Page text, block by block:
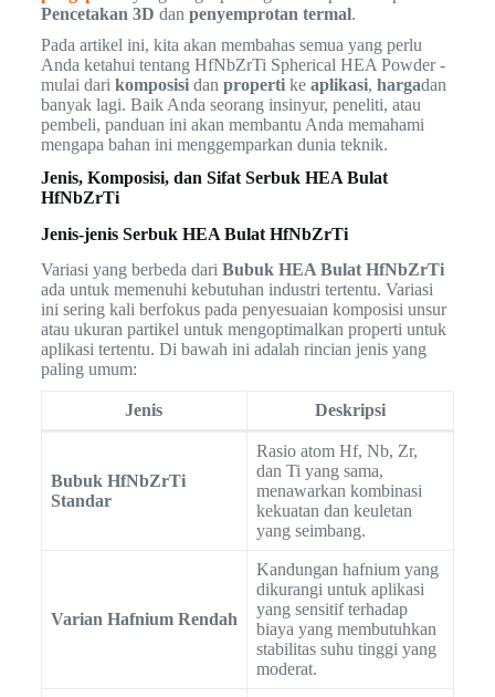
Pencetakan 3D dan penyemprotan termal.
Pada artikel ini, kita akan membahas semua yang perlu
Anda ketahui tentang HfNbZrTi Spherical HEA Powder -
mulai dari komposisidan propertike aplikasi, hargadan
banyak lagi. Baik Anda seorang insinyur, peneliti, atau
pembeli, panduan ini akan membantu Anda memahami
mengapa bahan ini menggemparkan dunia teknik.
Jenis, Komposisi, dan Sifat Serbuk HEA Bulat
HfNbZrTi
Jenis-jenis Serbuk HEA Bulat HfNbZrTi
Variasi yang berbeda dari Bubuk HEA Bulat HfNbZrTi
ada untuk memenuhi kebutuhan industri tertentu. Variasi
ini sering kali berfokus pada penyesuaian komposisi unsur
atau ukuran partikel untuk mengoptimalkan properti untuk
aplikasi tertentu. Di bawah ini adalah rincian jenis yang
paling umum:
Jenis Deskripsi
Bubuk HfNbZrTi
Standar
Rasio atom Hf, Nb, Zr,
dan Ti yang sama,
menawarkan kombinasi
kekuatan dan keuletan
yang seimbang.
Varian Hafnium Rendah
Kandungan hafnium yang
dikurangi untuk aplikasi
yang sensitif terhadap
biaya yang membutuhkan
stabilitas suhu tinggi yang
moderat.